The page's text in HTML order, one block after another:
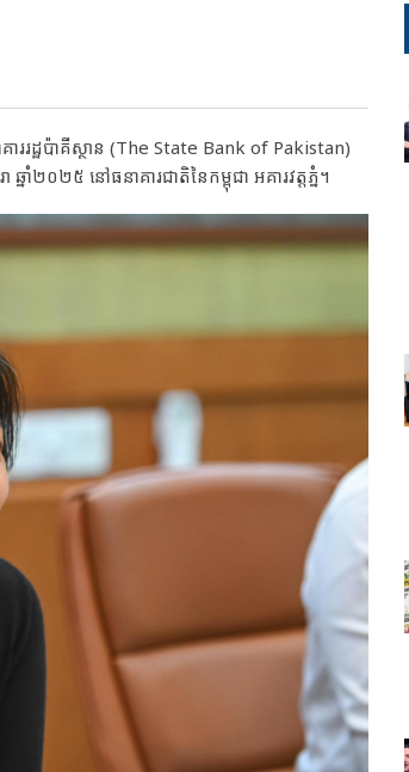
ររដ្ឋប៉ាគីស្ថាន (The State Bank of Pakistan)
២០២៥ នៅធនាគារជាតិនៃកម្ពុជា អគារវត្តភ្នំ។